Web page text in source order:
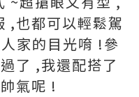
,也都可以輕鬆駕
家的目光唷 !參
了 ,我還配搭了
氣呢 !